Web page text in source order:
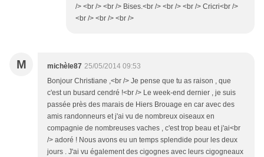
/> <br /> <br /> Bises.<br /> <br /> <br /> Cricri<br />
<br /> <br /> <br />
M michèle87 25/05/2014 09:53
Bonjour Christiane ,<br /> Je pense que tu as raison , que
c'est un busard cendré !<br /> Le week-end dernier , je suis
passée près des marais de Hiers Brouage en car avec des
amis randonneurs et j'ai vu de nombreux oiseaux en
compagnie de nombreuses vaches , c'est trop beau et j'ai<br
/> adoré ! Nous avons eu un temps splendide pour les deux
jours . J'ai vu également des cigognes avec leurs cigogneaux